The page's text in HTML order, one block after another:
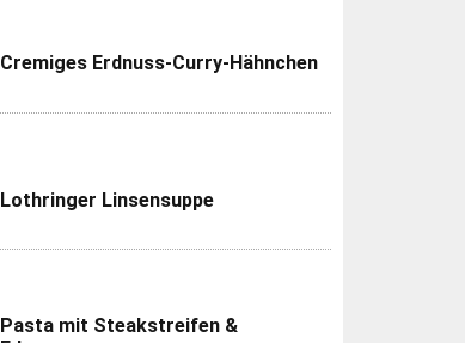
Cremiges Erdnuss-Curry-Hähnchen
Lothringer Linsensuppe
Pasta mit Steakstreifen &